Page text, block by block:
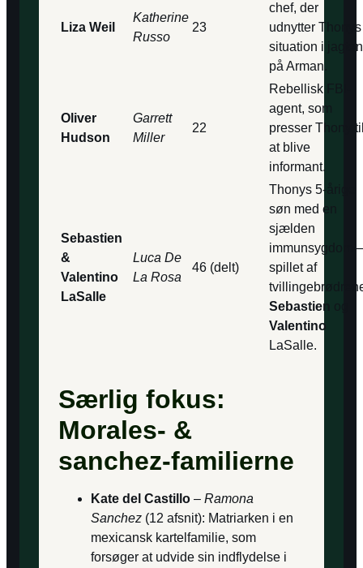
Liza Weil
Katherine
Russo
23
chef, der
udnytter Thonys
situation i jagten
på Arman.
Oliver
Hudson
Garrett
Miller
22
Rebellisk FBI-
agent, som
presser Thony
at blive
informant.
Sebastien
&
Valentino
LaSalle
Luca De
La Rosa
46 (delt)
Thonys 5-årige
søn med en
sjælden
immunsygdom –
spillet af
Sebastien
Valentino
LaSalle.
Særlig fokus:
Morales- &
sanchez-familierne
Kate del Castillo – Ramona
Sanchez (12 afsnit): Matriarken i en
mexicansk kartel­familie, som
forsøger at udvide sin indflydelse i